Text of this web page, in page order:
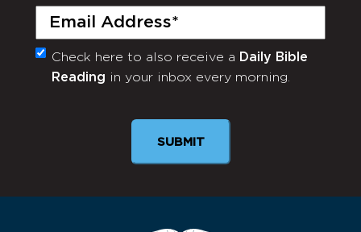
Email
(Required)
Monthly
Newsletter
Check here to also receive a Daily Bible
Reading in your inbox every morning.
SUBMIT